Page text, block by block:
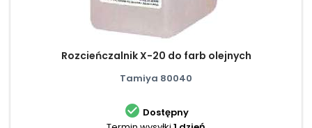
Rozcieńczalnik X-20 do farb olejnych
Tamiya 80040
 Dostępny